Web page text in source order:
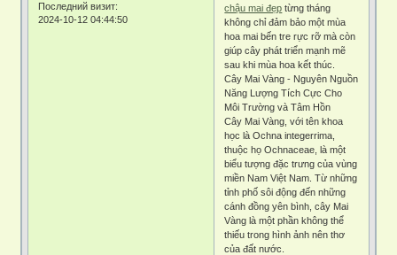
Последний визит:
2024-10-12 04:44:50
chậu mai đẹp từng tháng
không chỉ đảm bảo một mùa
hoa mai bến tre rực rỡ mà còn
giúp cây phát triển mạnh mẽ
sau khi mùa hoa kết thúc.
Cây Mai Vàng - Nguyên Nguồn
Năng Lượng Tích Cực Cho
Môi Trường và Tâm Hồn
Cây Mai Vàng, với tên khoa
học là Ochna integerrima,
thuộc họ Ochnaceae, là một
biểu tượng đặc trưng của vùng
miền Nam Việt Nam. Từ những
tỉnh phố sôi động đến những
cánh đồng yên bình, cây Mai
Vàng là một phần không thể
thiếu trong hình ảnh nên thơ
của đất nước.